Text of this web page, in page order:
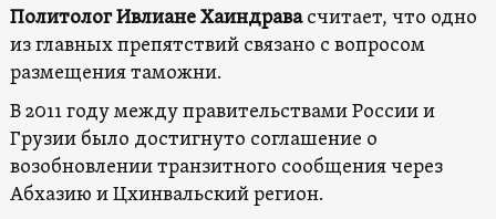
Политолог Ивлиане Хаиндравасчитает, что одно
из главных препятствий связано с вопросом
размещения таможни.
В 2011 году между правительствами России и
Грузии было достигнуто соглашение о
возобновлении транзитного сообщения через
Абхазию и Цхинвальский регион.